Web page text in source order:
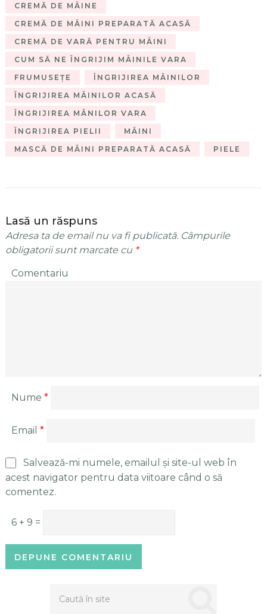
CREMĂ DE MÂINE
CREMĂ DE MÂINI PREPARATĂ ACASĂ
CREMĂ DE VARĂ PENTRU MÂINI
CUM SĂ NE ÎNGRIJIM MÂINILE VARA
FRUMUSEȚE
ÎNGRIJIREA MÂINILOR
ÎNGRIJIREA MÂINILOR ACASĂ
ÎNGRIJIREA MÂNILOR VARA
ÎNGRIJIREA PIELII
MÂINI
MASCĂ DE MÂINI PREPARATĂ ACASĂ
PIELE
Lasă un răspuns
Adresa ta de email nu va fi publicată.Câmpurile
obligatorii sunt marcate cu *
Comentariu
Nume *
Email *
Salvează-mi numele, emailul și site-ul web în
acest navigator pentru data viitoare când o să
comentez.
6 + 9 =